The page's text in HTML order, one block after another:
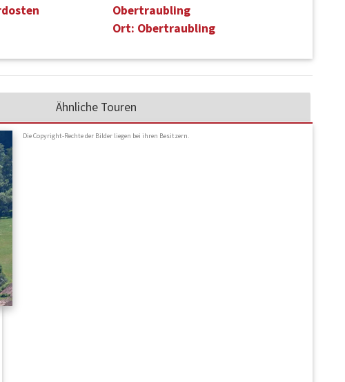
Obertraubling
Ort: Obertraubling
Ähnliche Touren
Die Copyright-Rechte der Bilder liegen bei ihren Besitzern.